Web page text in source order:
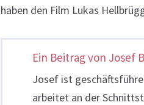
haben den Film Lukas
Ein Beitrag von Josef
Josef ist
arbeitet an der